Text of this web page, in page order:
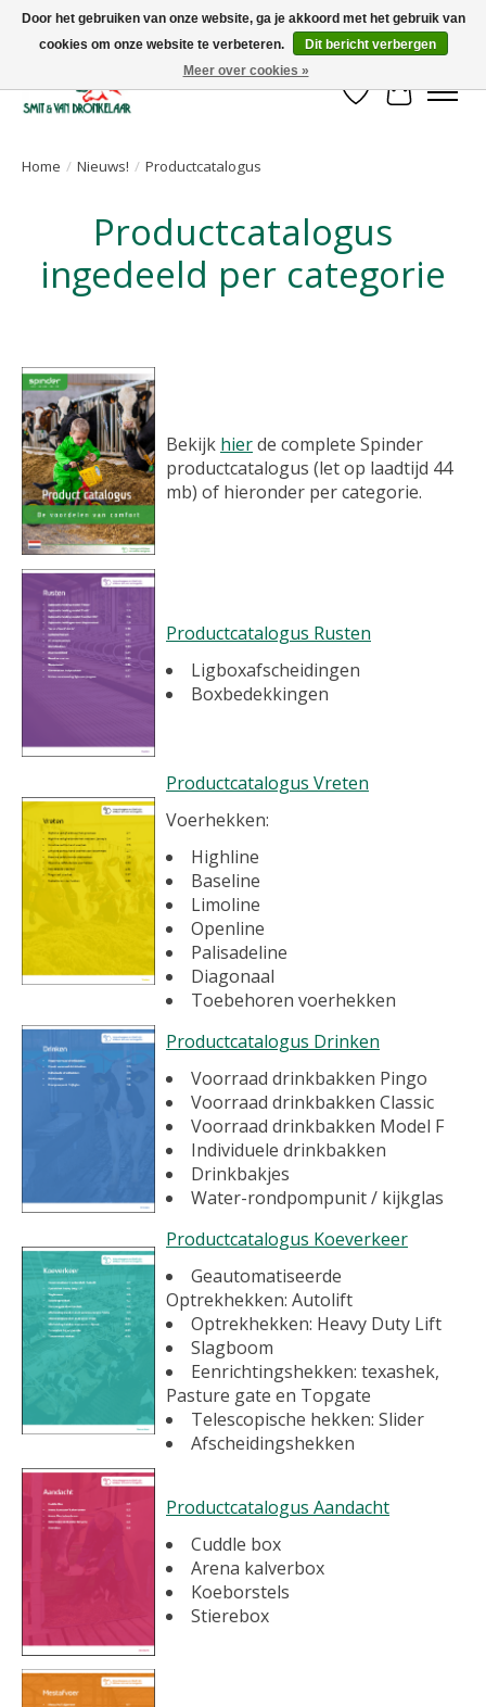
Uw leverancier voor stalinrichtingen en het opruwen van betonvloeren!
Verlanglijst
Home / Nieuws! / Productcatalogus
Productcatalogus
ingedeeld per categorie
Bekijk hierde complete Spinder
productcatalogus (let op laadtijd 44
mb) of hieronder per categorie.
Productcatalogus Rusten
Ligboxafscheidingen
Boxbedekkingen
Productcatalogus Vreten
Voerhekken:
Highline
Baseline
Limoline
Openline
Palisadeline
Diagonaal
Toebehoren voerhekken
Productcatalogus Drinken
Voorraad drinkbakken Pingo
Voorraad drinkbakken Classic
Voorraad drinkbakken Model F
Individuele drinkbakken
Drinkbakjes
Water-rondpompunit / kijkglas
Productcatalogus Koeverkeer
Geautomatiseerde
Optrekhekken: Autolift
Optrekhekken: Heavy Duty Lift
Slagboom
Eenrichtingshekken: texashek,
Pasture gate en Topgate
Telescopische hekken: Slider
Afscheidingshekken
Productcatalogus Aandacht
Cuddle box
Arena kalverbox
Koeborstels
Stierebox
Door het gebruiken van onze website, ga je akkoord met het gebruik van
cookies om onze website te verbeteren.
Dit bericht verbergen
Meer over cookies »